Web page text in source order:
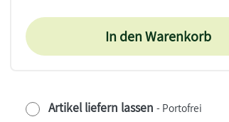
In den Warenkorb
Artikel liefern lassen - Portofrei